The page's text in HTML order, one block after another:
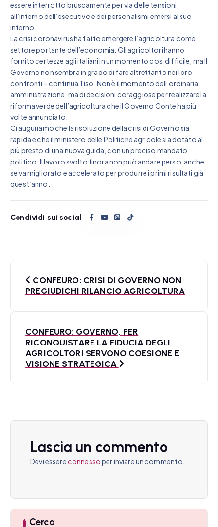
essere interrotto bruscamente per via delle tensioni
all’interno dell’esecutivo e dei personalismi emersi al suo
interno.
La crisi coronavirus ha fatto emergere l’agricoltura come
settore portante dell’economia. Gli agricoltori hanno
fornito certezze agli italiani in un momento così difficile, ma Il
Governo non sembra in grado di fare altrettanto nei loro
confronti – continua Tiso. Non è il momento dell’ordinaria
amministrazione, ma di decisioni coraggiose per realizzare la
riforma verde dell’agricoltura che il Governo Conte ha più
volte annunciato.
Ci auguriamo che la risoluzione della crisi di Governo sia
rapida e che il ministero delle Politiche agricole sia dotato al
più presto di una nuova guida, con un preciso mandato
politico. Il lavoro svolto finora non può andare perso, anche
se va migliorato e accelerato per produrre i primi risultati già
quest’anno.
Condividi sui social
o
r
CONFEURO: CRISI DI GOVERNO NON
PREGIUDICHI RILANCIO AGRICOLTURA
CONFEURO: GOVERNO, PER
RICONQUISTARE LA FIDUCIA DEGLI
AGRICOLTORI SERVONO COESIONE E
VISIONE STRATEGICA
Lascia un commento
Devi essereconnessoper inviare un commento.
Cerca